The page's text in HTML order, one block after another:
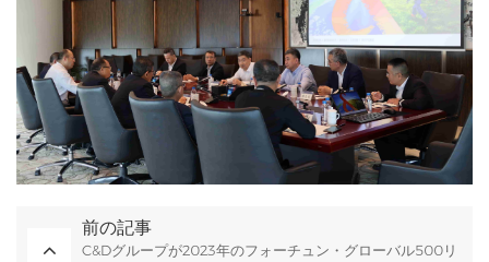
前の記事
C&Dグループが2023年のフォーチュン・グローバル500リ